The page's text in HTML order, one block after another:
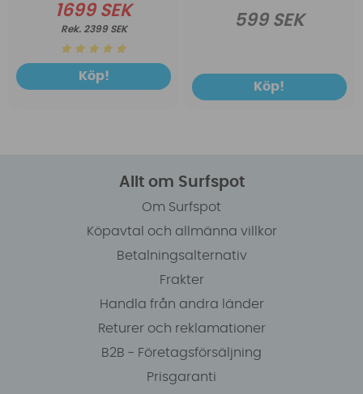
1699 SEK
2399 SEK
Köp!
599 SEK
Köp!
Allt om Surfspot
Om Surfspot
Köpavtal och allmänna villkor
Betalningsalternativ
Frakter
Handla från andra länder
Returer och reklamationer
B2B - Företagsförsäljning
Prisgaranti